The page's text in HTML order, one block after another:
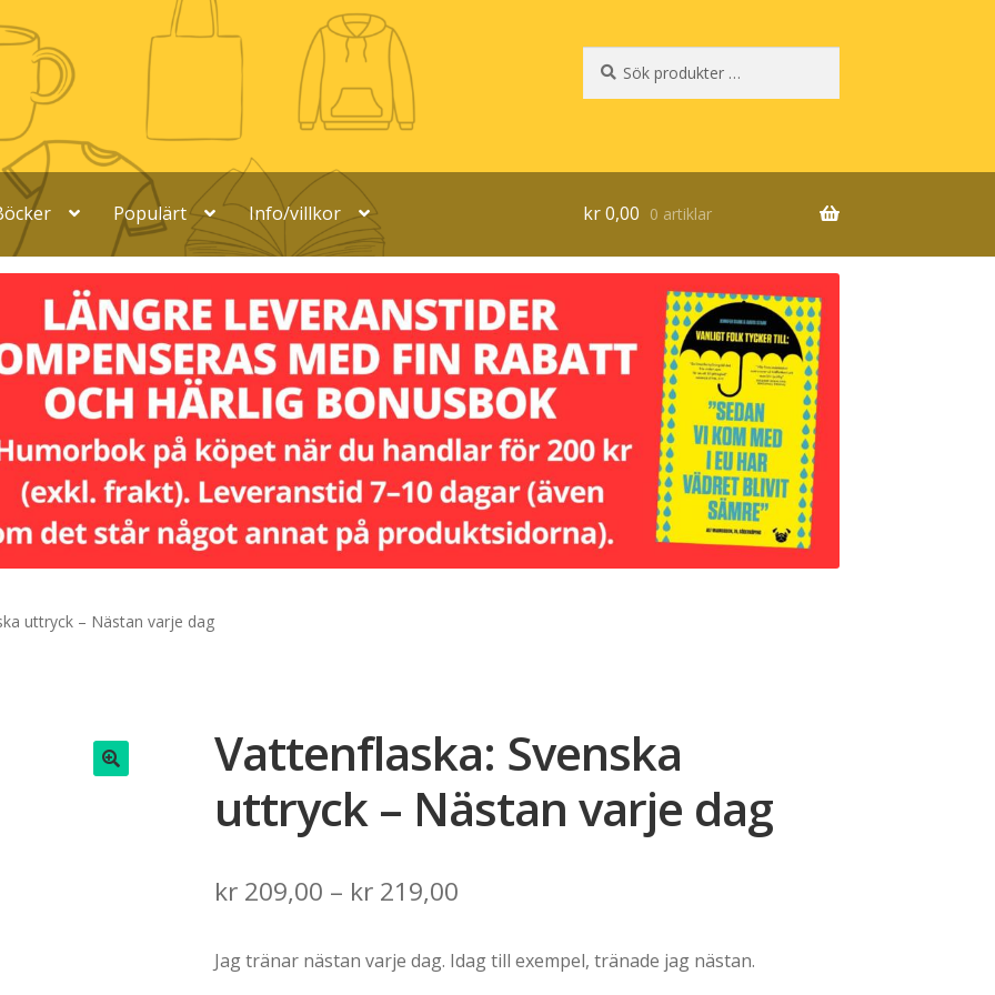
efter:
Populärt Info/villkor kr0,00 0 artiklar
uttryck – Nästan varje dag
Vattenflaska: Svenska
uttryck – Nästan varje dag
kr209,00 – kr219,00Price
kr 209,00
Jag tränar nästan varje dag. Idag till exempel, tränade jag nästan.